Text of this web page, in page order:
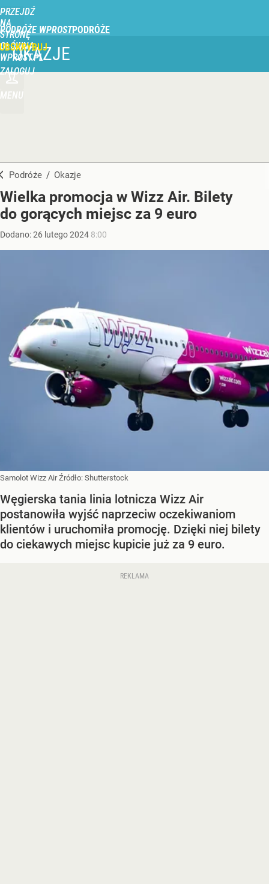
PRZEJDŹ
NA
STRONĘ
GŁÓWNĄ
WPROST.PL
PODRÓŻE WPROST
ZALOGUJ
MENU
OKAZJE
Podróże / Okazje
Wielka promocja w Wizz Air. Bilety
do gorących miejsc za 9 euro
Dodano:26 lutego2024 8:00
Samolot Wizz AirŹródło: Shutterstock
Węgierska tania linia lotnicza Wizz Air
postanowiła wyjść naprzeciw oczekiwaniom
klientów i uruchomiła promocję. Dzięki niej bilety
do ciekawych miejsc kupicie już za 9 euro.